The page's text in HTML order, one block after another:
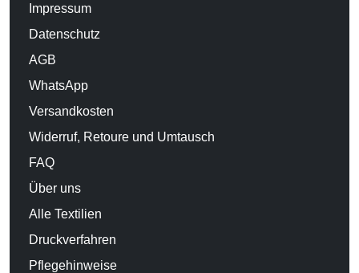
Impressum
Datenschutz
AGB
WhatsApp
Versandkosten
Widerruf, Retoure und Umtausch
FAQ
Über uns
Alle Textilien
Druckverfahren
Pflegehinweise